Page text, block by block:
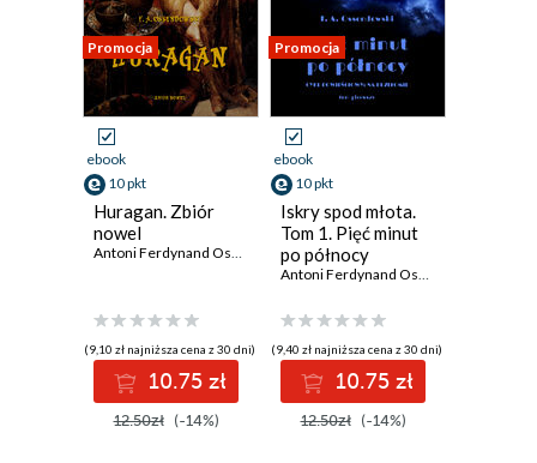
Promocja
ebook
10 pkt
Huragan. Zbiór
nowel
Antoni Ferdynand Ossendowski
(9,10 zł najniższa cena z 30 dni)
10.75 zł
12.50zł (-14%)
Promocja
ebook
10 pkt
Iskry spod młota.
Tom 1. Pięć minut
po północy
Antoni Ferdynand Ossendowski
(9,40 zł najniższa cena z 30 dni)
10.75 zł
12.50zł (-14%)